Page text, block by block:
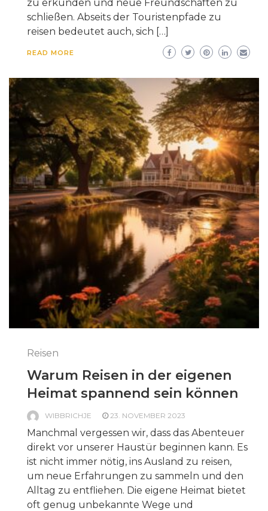
zu erkunden und neue Freundschaften zu
schließen. Abseits der Touristenpfade zu
reisen bedeutet auch, sich […]
READ MORE
Reisen
Warum Reisen in der eigenen
Heimat spannend sein können
WIBBRICHJE 23. NOVEMBER 2023
Manchmal vergessen wir, dass das Abenteuer
direkt vor unserer Haustür beginnen kann. Es
ist nicht immer nötig, ins Ausland zu reisen,
um neue Erfahrungen zu sammeln und den
Alltag zu entfliehen. Die eigene Heimat bietet
oft genug unbekannte Wege und